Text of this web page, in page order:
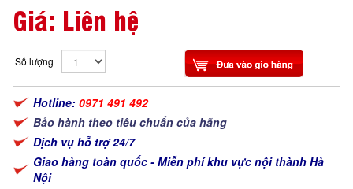
Giá: Liên hệ
Số lượng
Hotline: 0971 491 492
Bảo hành theo tiêu chuẩn của hãng
Dịch vụ hỗ trợ 24/7
Giao hàng toàn quốc - Miễn phí khu vực nội thành Hà
Nội